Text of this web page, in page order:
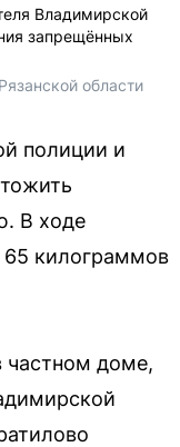
Владимирской
запрещённых
области
полиции и
В ходе
65 килограммов
частном доме,